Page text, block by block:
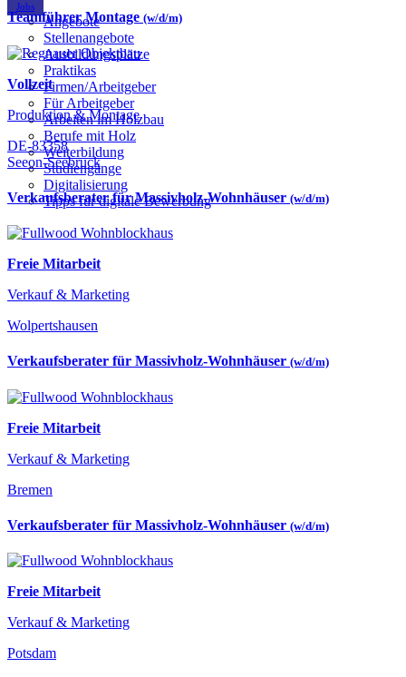
Jobs
Angebote
Stellenangebote
Ausbildungsplätze
Praktikas
Firmen/Arbeitgeber
Für Arbeitgeber
Arbeiten im Holzbau
Berufe mit Holz
Weiterbildung
Studiengänge
Digitalisierung
Tipps für digitale Bewerbung
Teamführer Montage (w/d/m)
Vollzeit
Produktion & Montage
DE-83358
Seeon-Seebruck
Verkaufsberater für Massivholz-Wohnhäuser (w/d/m)
Freie Mitarbeit
Verkauf & Marketing
Wolpertshausen
Verkaufsberater für Massivholz-Wohnhäuser (w/d/m)
Freie Mitarbeit
Verkauf & Marketing
Bremen
Verkaufsberater für Massivholz-Wohnhäuser (w/d/m)
Freie Mitarbeit
Verkauf & Marketing
Potsdam